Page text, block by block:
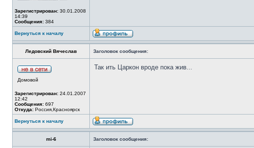
Зарегистрирован: 30.01.2008
14:39
Сообщения: 384
Вернуться к началу
Ледовский Вячеслав Заголовок сообщения:
Домовой
Зарегистрирован: 24.01.2007
12:42
Сообщения: 697
Откуда: Россия,Красноярск
Так ить Царкон вроде пока жив...
Вернуться к началу
mi-6 Заголовок сообщения: